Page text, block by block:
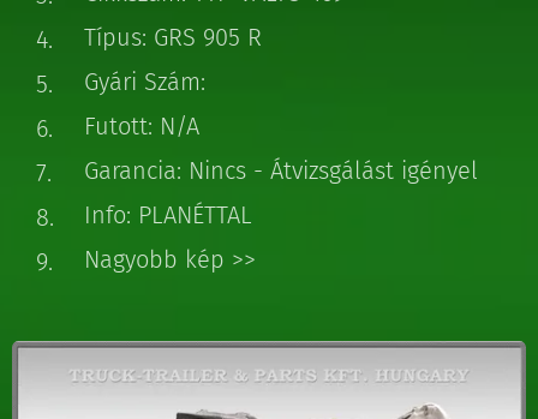
Típus: GRS 905 R
Gyári Szám:
Futott: N/A
Garancia: Nincs - Átvizsgálást igényel
Info: PLANÉTTAL
Nagyobb kép >>